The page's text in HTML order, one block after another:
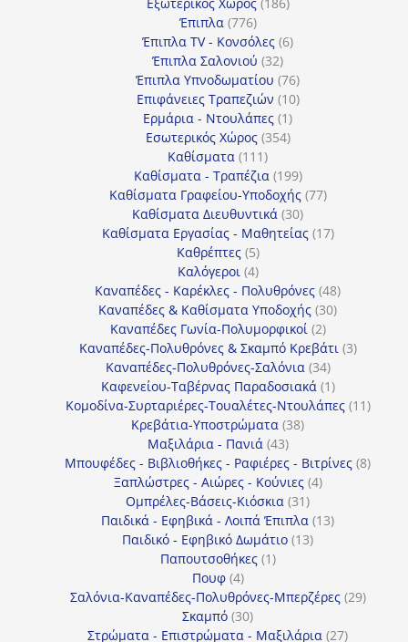
Έπιπλα 776776
προϊόντα
Έπιπλα TV - Κονσόλες 66
Έπιπλα Σαλονιού 3232
προϊόντα
Έπιπλα Υπνοδωματίου 7676
προϊόντα
Επιφάνειες Τραπεζιών 1010
Ερμάρια - Ντουλάπες 11
προϊόν
Εσωτερικός Χώρος 354354
Καθίσματα 111111
προϊόντα
Καθίσματα - Τραπέζια 199199
προϊόντα
Καθίσματα Γραφείου-Υποδοχής 7777
Καθίσματα Διευθυντικά 3030
προϊόντα
Καθίσματα Εργασίας - Μαθητείας 1717
Καθρέπτες 55
προϊόντα
Καλόγεροι 44
προϊόντα
Καναπέδες - Καρέκλες - Πολυθρόνες 4848
προϊόντα
Καναπέδες & Καθίσματα Υποδοχής 3030
Καναπέδες Γωνία-Πολυμορφικοί 22
προϊόντα
Καναπέδες-Πολυθρόνες & Σκαμπό Κρεβάτι 33
Καναπέδες-Πολυθρόνες-Σαλόνια 3434
προϊόντα
Καφενείου-Ταβέρνας Παραδοσιακά 11
προϊόν
Κομοδίνα-Συρταριέρες-Τουαλέτες-Ντουλάπες 1111
Κρεβάτια-Υποστρώματα 3838
Μαξιλάρια - Πανιά 4343
προϊόντα
Μπουφέδες - Βιβλιοθήκες - Ραφιέρες - Βιτρίνες 88
Ξαπλώστρες - Αιώρες - Κούνιες 44
Ομπρέλες-Βάσεις-Κιόσκια 3131
προϊόντα
Παιδικά - Εφηβικά - Λοιπά Έπιπλα 1313
Παιδικό - Εφηβικό Δωμάτιο 1313
Παπουτσοθήκες 11
Πουφ 44
προϊόντα
Σαλόνια-Καναπέδες-Πολυθρόνες-Μπερζέρες 2929
Σκαμπό 3030
προϊόντα
Στρώματα - Επιστρώματα - Μαξιλάρια 2727